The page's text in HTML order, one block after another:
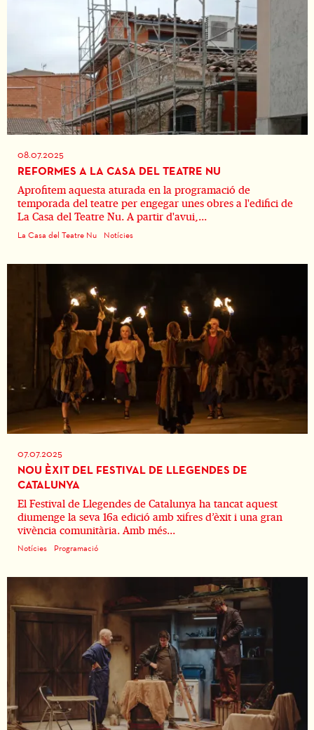
08.07.2025
REFORMES A LA CASA DEL TEATRE NU
Aprofitem aquesta aturada en la programació de
temporada del teatre per engegar unes obres a l'edifici de
La Casa del Teatre Nu. A partir d'avui,...
La Casa del Teatre Nu Notícies
07.07.2025
NOU ÈXIT DEL FESTIVAL DE LLEGENDES DE
CATALUNYA
El Festival de Llegendes de Catalunya ha tancat aquest
diumenge la seva 16a edició amb xifres d’èxit i una gran
vivència comunitària. Amb més...
Notícies Programació